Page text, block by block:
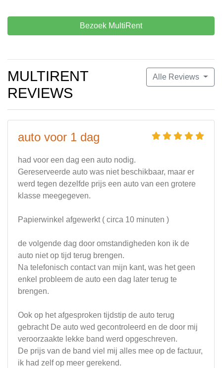
Bezoek MultiRent
Alle Reviews
MULTIRENT
REVIEWS
auto voor 1 dag
had voor een dag een auto nodig.
Gereserveerde auto was niet beschikbaar, maar er
werd tegen dezelfde prijs een auto van een grotere
klasse meegegeven.
Papierwinkel afgewerkt ( circa 10 minuten )
de volgende dag door omstandigheden kon ik de
auto niet op tijd terug brengen.
Na telefonisch contact van mijn kant, was het geen
enkel probleem de auto een dag later terug te
brengen.
Ook op het afgesproken tijdstip de auto terug
gebracht De auto wed gecontroleerd en de door mij
veroorzaakte lekke band werd opgeschreven.
De prijs van de band viel mij alles mee op de factuur,
ik had zelf op meer gerekend.